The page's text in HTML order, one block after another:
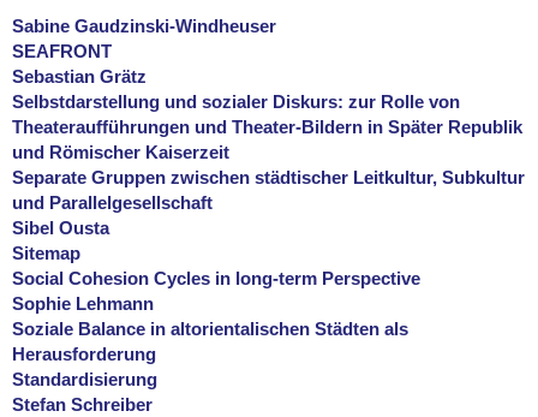
Sabine Gaudzinski-Windheuser
SEAFRONT
Sebastian Grätz
Selbstdarstellung und sozialer Diskurs: zur Rolle von
Theateraufführungen und Theater-Bildern in Später Republik
und Römischer Kaiserzeit
Separate Gruppen zwischen städtischer Leitkultur, Subkultur
und Parallelgesellschaft
Sibel Ousta
Sitemap
Social Cohesion Cycles in long-term Perspective
Sophie Lehmann
Soziale Balance in altorientalischen Städten als
Herausforderung
Standardisierung
Stefan Schreiber